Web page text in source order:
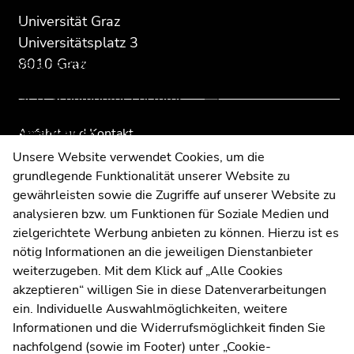
des
Seitenbereichs:
Unternavigation:
Forschung
Veranstaltungen
Graz Schumpeter Lectures
Neuigkeiten
Ende
dieses
Seitenbereichs.
Zur
Übersicht
der
Seitenbereiche
Seitenbereichs:
Zusatzinformationen:
Universität Graz
Universitätsplatz 3
8010 Graz
Anfahrt und Kontakt
Kommunikation und Öffentlichkeitsarbeit
Moodle
UNIGRAZonline
Impressum
Datenschutzerklärung
Cookie-Einstellungen
Barrierefreiheitserklärung
Seitenbereichs.
Übersicht
Seitenbereichs.
Übersicht
Unsere Website verwendet Cookies, um die
grundlegende Funktionalität unserer Website zu
gewährleisten sowie die Zugriffe auf unserer Website zu
analysieren bzw. um Funktionen für Soziale Medien und
zielgerichtete Werbung anbieten zu können. Hierzu ist es
nötig Informationen an die jeweiligen Dienstanbieter
weiterzugeben. Mit dem Klick auf „Alle Cookies
akzeptieren“ willigen Sie in diese Datenverarbeitungen
ein. Individuelle Auswahlmöglichkeiten, weitere
Informationen und die Widerrufsmöglichkeit finden Sie
nachfolgend (sowie im Footer) unter „Cookie-